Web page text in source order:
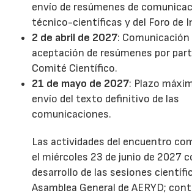
envío de resúmenes de
técnico-científicas y del Foro de
2 de abril de 2027:
aceptación de resúmenes por
Comité Científico.
21 de mayo de 2027: Plazo
envío del texto definitivo de las
comunicaciones.
Las actividades del encuentro
el miércoles 23 de junio de 2027
desarrollo de las sesiones
Asamblea General de AERYD;